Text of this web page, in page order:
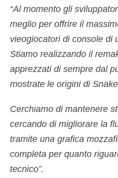
“Al momento gli
meglio per offrire il
vieogiocatori di console di
Stiamo realizzando il
apprezzati di sempre dal
mostrate le origini di
Cerchiamo di mantenere
cercando di migliorare la
tramite una grafica
completa per quanto
tecnico”.